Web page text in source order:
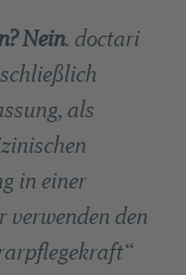
Nein. doctari
als
in einer
den